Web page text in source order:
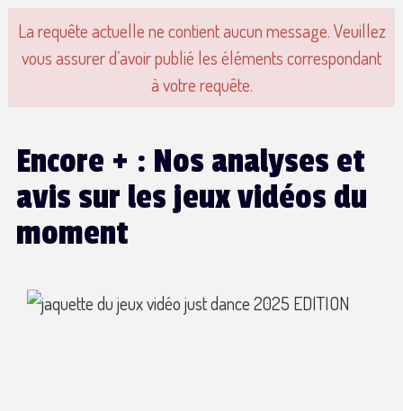
La requête actuelle ne contient aucun message. Veuillez
vous assurer d’avoir publié les éléments correspondant
à votre requête.
Encore + : Nos analyses et
avis sur les jeux vidéos du
moment